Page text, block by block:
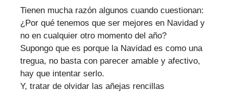
Tienen mucha razón algunos cuando cuestionan:
¿Por qué tenemos que ser mejores en Navidad y
no en cualquier otro momento del año?
Supongo que es porque la Navidad es como una
tregua, no basta con parecer amable y afectivo,
hay que intentar serlo.
Y, tratar de olvidar las añejas rencillas